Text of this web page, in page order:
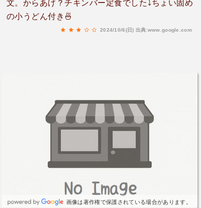
文。からあげ？チキンバー定食でした⤵️ちょい固め
の小うどん付き🍜
2024/10/6(日) 出典:www.google.com
画像は著作権で保護されている場合があります。